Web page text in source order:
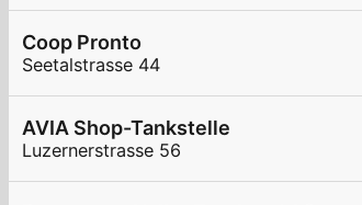
Coop Pronto
Seetalstrasse 44
AVIA Shop-Tankstelle
Luzernerstrasse 56